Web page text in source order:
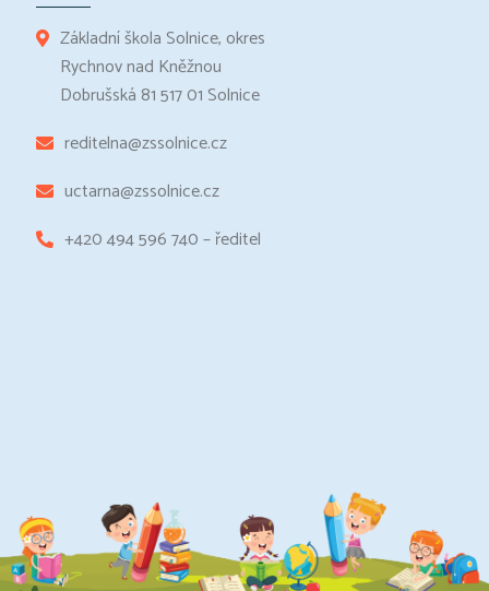
Základní škola Solnice, okres
Rychnov nad Kněžnou
Dobrušská 81 517 01 Solnice
reditelna@zssolnice.cz
uctarna@zssolnice.cz
+420 494 596 740 – ředitel